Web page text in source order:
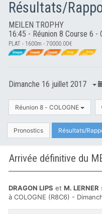
MEILEN TROPHY
16:45 - Réunion 8 Course 6 -
PLAT - 1600m - 70000.00€
Dimanche 16 juillet 2017
Réunion 8 - COLOGNE
Pronostics Résultats/
Arrivée définitive du
DRAGON LIPS et M. LERNER
à COLOGNE (R8C6) -